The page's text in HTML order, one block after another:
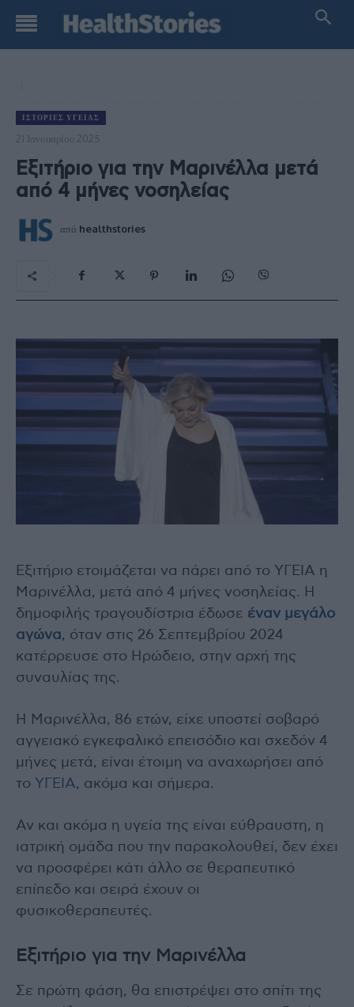
ΙΣΤΟΡΊΕΣ ΥΓΕΊΑΣ
21 Ιανουαρίου 2025
Εξιτήριο για την Μαρινέλλα μετά
από 4 μήνες νοσηλείας
από healthstories
Εξιτήριο ετοιμάζεται να πάρει από το ΥΓΕΙΑ η
Μαρινέλλα, μετά από 4 μήνες νοσηλείας. Η
δημοφιλής τραγουδίστρια έδωσε έναν μεγάλο
αγώνα, όταν στις 26 Σεπτεμβρίου 2024
κατέρρευσε στο Ηρώδειο, στην αρχή της
συναυλίας της.
Η Μαρινέλλα, 86 ετών, είχε υποστεί σοβαρό
αγγειακό εγκεφαλικό επεισόδιο και σχεδόν 4
μήνες μετά, είναι έτοιμη να αναχωρήσει από
το ΥΓΕΙΑ, ακόμα και σήμερα.
Αν και ακόμα η υγεία της είναι εύθραυστη, η
ιατρική ομάδα που την παρακολουθεί, δεν έχει
να προσφέρει κάτι άλλο σε θεραπευτικό
επίπεδο και σειρά έχουν οι
φυσικοθεραπευτές.
Εξιτήριο για την Μαρινέλλα
Σε πρώτη φάση, θα επιστρέψει στο σπίτι της